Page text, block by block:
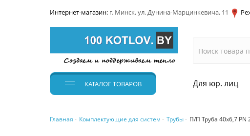
Интернет-магазин: г. Минск, ул. Дунина-Марцинкевича, 11
КАТАЛОГТОВАРОВ Для юр. лиц
Главная Комплектующие для систем Трубы П/П Труба 40х6,7 PN